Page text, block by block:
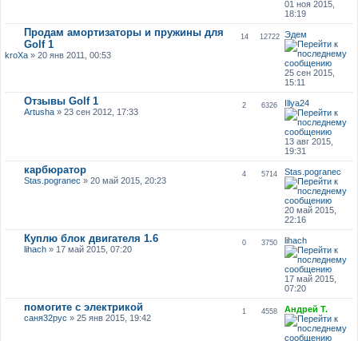
01 ноя 2015,
18:19
Продам амортизаторы и пружины для
Golf 1
kroXa» 20 янв 2011, 00:53
14 12722 Эдем
25 сен 2015,
15:11
Отзывы Golf 1
Artusha» 23 сен 2012, 17:33
2 6326 Illya24
13 авг 2015,
19:31
карбюратор
Stas.pogranec » 20 май 2015, 20:23
4 5714 Stas.pogranec
20 май 2015,
22:16
Куплю блок двигателя 1.6
lihach» 17 май 2015, 07:20
0 3750 lihach
17 май 2015,
07:20
помогите с электрикой
саня32рус » 25 янв 2015, 19:42
1 4558 Андрей Т.